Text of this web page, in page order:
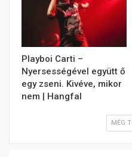
Playboi Carti –
Nyersességével együtt ő
egy zseni. Kivéve, mikor
nem | Hangfal
MÉG